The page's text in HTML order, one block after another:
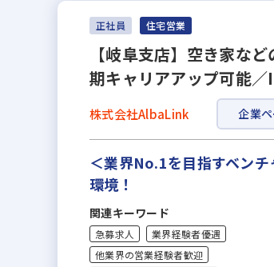
正社員 住宅営業
【岐阜支店】空き家な
期キャリアアップ可能
株式会社AlbaLink 企業
＜業界No.1を目指すベン
環境！
関連キーワード
急募求人
業界経験者優遇
他業界の営業経験者歓迎